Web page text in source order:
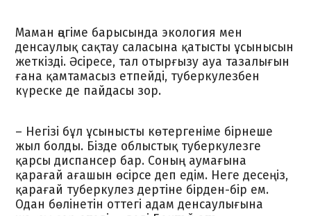
Маман әңгіме барысында экология мен
денсаулық сақтау саласына қатысты ұсынысын
жеткізді. Әсіресе, тал отырғызу ауа тазалығын
ғана қамтамасыз етпейді, туберкулезбен
күреске де пайдасы зор.
– Негізі бұл ұсынысты көтергеніме бірнеше
жыл болды. Бізде облыстық туберкулезге
қарсы диспансер бар. Соның аумағына
қарағай ағашын өсірсе деп едім. Неге десеңіз,
қарағай туберкулез дертіне бірден-бір ем.
Одан бөлінетін оттегі адам денсаулығына